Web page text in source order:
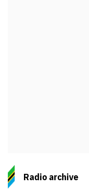
Radio archive